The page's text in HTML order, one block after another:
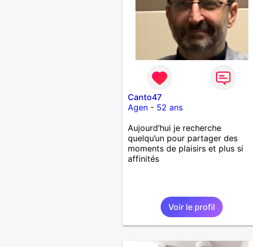
Canto47
Agen- 52 ans
Aujourd’hui je recherche
quelqu’un pour partager des
moments de plaisirs et plus si
affinités
Voir le profil